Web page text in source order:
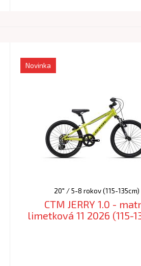
20" / 5-8 rokov (115-135cm)
CTM JERRY 1.0 -
limetková 11 2026 (115-
Novinka